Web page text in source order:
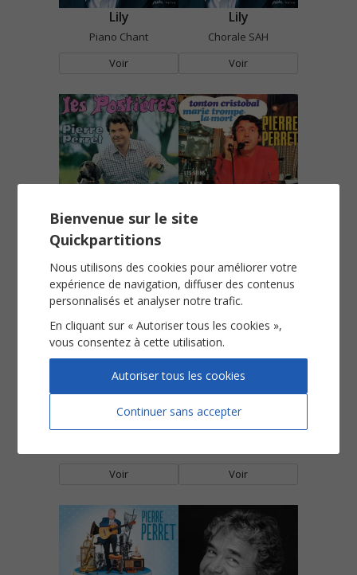
Lily
Piano Chant
Voir
Lily
Chorale SAH
Voir
Marcel
Piano Chant
Voir
Voir
Mimi la douce
Voir
Moi je sais ça
Voir
Bienvenue sur le site
Quickpartitions
Nous utilisons des cookies pour améliorer votre
expérience de navigation, diffuser des contenus
personnalisés et analyser notre trafic.
En cliquant sur « Autoriser tous les cookies »,
vous consentez à cette utilisation.
Continuer sans accepter
Autoriser tous les cookies